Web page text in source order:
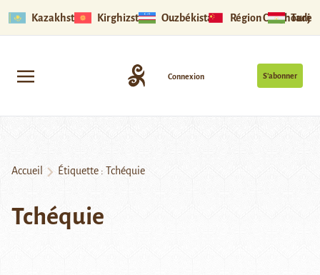
Kazakhstan Kirghizstan Ouzbékistan Région Ouïghoure
S’abonner
Connexion
Accueil Étiquette : Tchéquie
Tchéquie